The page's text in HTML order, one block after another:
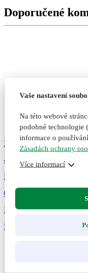
Doporučené
289
Kč
47
Bylinné kapsle Cholesterol,
0 hodnocení
Pro správnou hladinu
Přidat do košíku
Přidáno
Vaše nastavení
Na této webové
podobné technologie
informace o
Zásadách ochrany
Více informací